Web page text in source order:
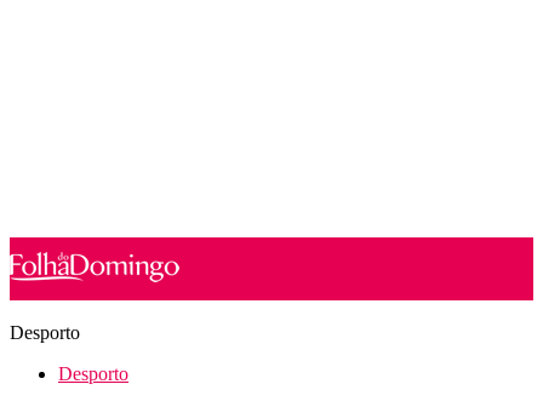
Desporto
Desporto